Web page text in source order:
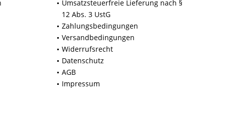
Umsatzsteuerfreie Lieferung nach §
12 Abs. 3 UstG
Zahlungsbedingungen
Versandbedingungen
Widerrufsrecht
Datenschutz
AGB
Impressum